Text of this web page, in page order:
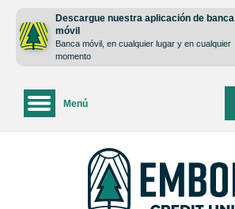
contenido
inicio
Descargue nuestra aplicación de banca
móvil
Banca móvil, en cualquier lugar y en cualquier
momento
Menú